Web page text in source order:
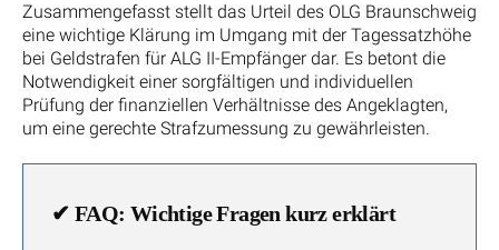
Zusammengefasst stellt das Urteil des OLG Braunschweig
eine wichtige Klärung im Umgang mit der Tagessatzhöhe
bei Geldstrafen für ALG II-Empfänger dar. Es betont die
Notwendigkeit einer sorgfältigen und individuellen
Prüfung der finanziellen Verhältnisse des Angeklagten,
um eine gerechte Strafzumessung zu gewährleisten.
✔ FAQ: Wichtige Fragen kurz erklärt